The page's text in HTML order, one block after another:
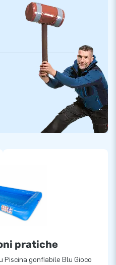
pratiche
Piscina gonfiabile Blu Gioco